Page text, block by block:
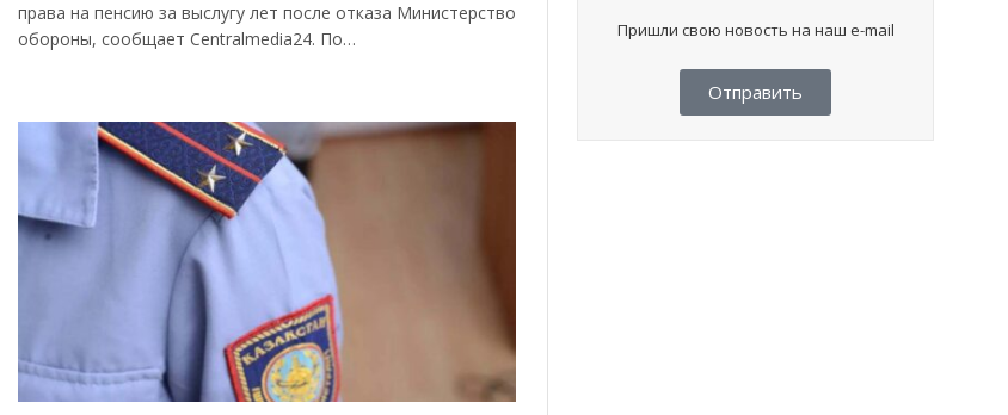
права на пенсию за выслугу лет после отказа Министерство
обороны, сообщает Centralmedia24. По…
Пришли свою новость на наш e-mail
Отправить